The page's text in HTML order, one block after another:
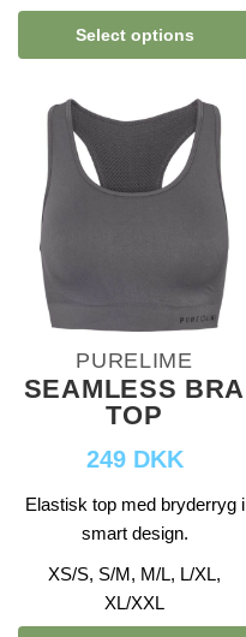
Select options
PURELIME
SEAMLESS BRA
TOP
249 DKK
Elastisk top med bryderryg i
smart design.
XS/S, S/M, M/L, L/XL,
XL/XXL